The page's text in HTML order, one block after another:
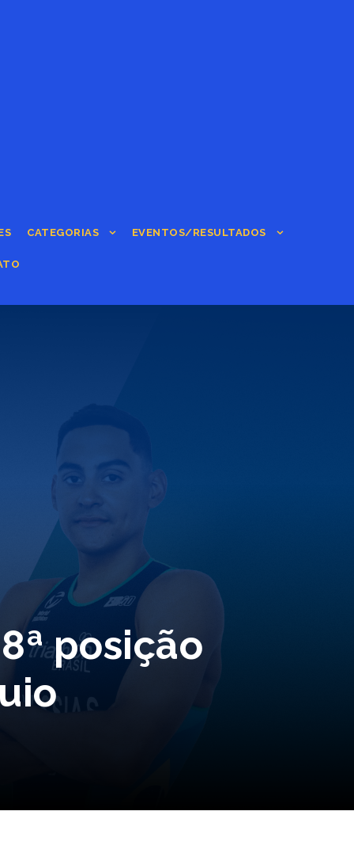
CATEGORIAS EVENTOS/RESULTADOS
posição